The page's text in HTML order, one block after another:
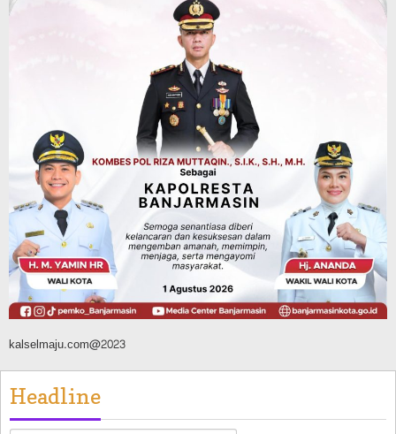
Tahura Sultan Adam Sempat Alami
Kebakaran Lahan, Api Berhasil
Dipadamkan, Kadishut Kalsel
Memimpin Langsung Aksi di Lapangan
Advertorial Pemkab Balangan
Silaturahmi ke DPRD Balangan, Kapolres
AKBP Arif Mansyur Perkuat Koordinasi
Keamanan Daerah
Agustus 6, 2026
kalselmaju.com@2023
Headline